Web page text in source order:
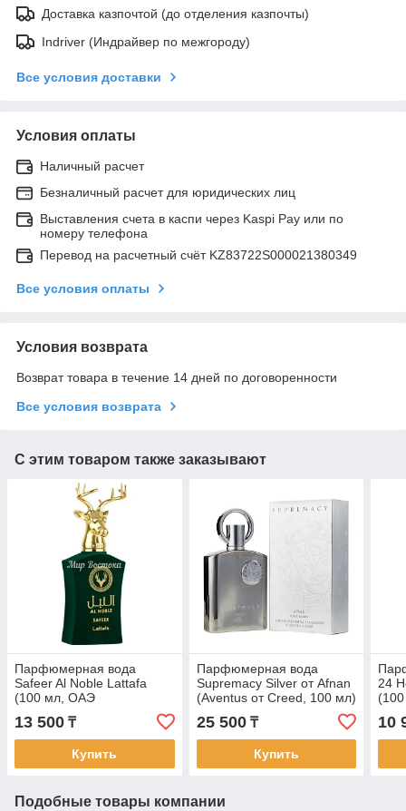
Доставка казпочтой (до отделения казпочты)
Indriver (Индрайвер по межгороду)
Все условия доставки
Условия оплаты
Наличный расчет
Безналичный расчет для юридических лиц
Выставления счета в каспи через Kaspi Pay или по
номеру телефона
Перевод на расчетный счёт KZ83722S000021380349
Все условия оплаты
Условия возврата
Возврат товара в течение 14 дней по договоренности
Все условия возврата
С этим товаром также заказывают
Парфюмерная вода
Safeer Al Noble Lattafa
(100 мл, ОАЭ
13 500 ₸
Купить
Парфюмерная вода
Supremacy Silver от Afnan
(Aventus от Creed, 100 мл)
25 500₸
Купить
24
10
Подобные товары компании